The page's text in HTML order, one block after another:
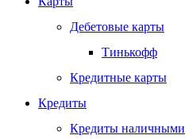
Дебетовые карты
Тинькофф
Кредитные карты
Кредиты
Кредиты наличными